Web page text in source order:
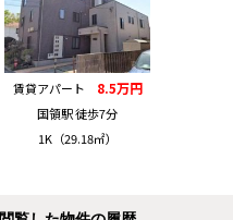
賃貸アパート 8.5万円
国領駅 徒歩7分
1K（29.18㎡）